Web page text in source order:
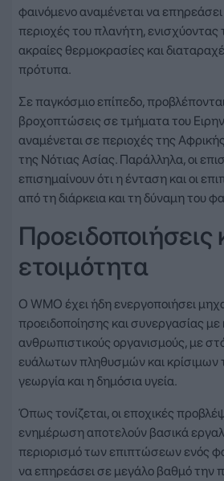
φαινόμενο αναμένεται να επηρεάσει
περιοχές του πλανήτη, ενισχύοντας
ακραίες θερμοκρασίες και
πρότυπα.
Σε παγκόσμιο επίπεδο,
βροχοπτώσεις σε τμήματα του
αναμένεται σε περιοχές της
της Νότιας Ασίας. Παράλληλα, οι
επισημαίνουν ότι η ένταση και οι
από τη διάρκεια και τη δύναμη του
Προειδοποιήσεις
ετοιμότητα
Ο WMO έχει ήδη ενεργοποιήσει
προειδοποίησης και συνεργασίας με
ανθρωπιστικούς οργανισμούς, με
ευάλωτων πληθυσμών και
γεωργία και η δημόσια υγεία.
Όπως τονίζεται, οι εποχικές
ενημέρωση αποτελούν βασικά
περιορισμό των επιπτώσεων ενός
να επηρεάσει σε μεγάλο βαθμό την